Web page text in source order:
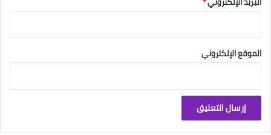
الموقع الإلكتروني